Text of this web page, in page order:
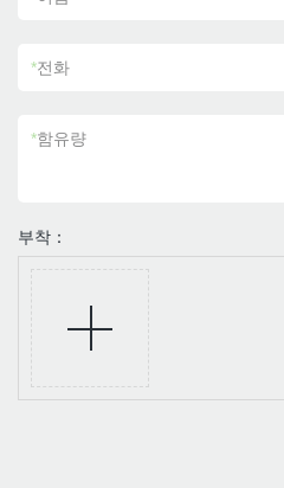
*전화
*함유량
부착：